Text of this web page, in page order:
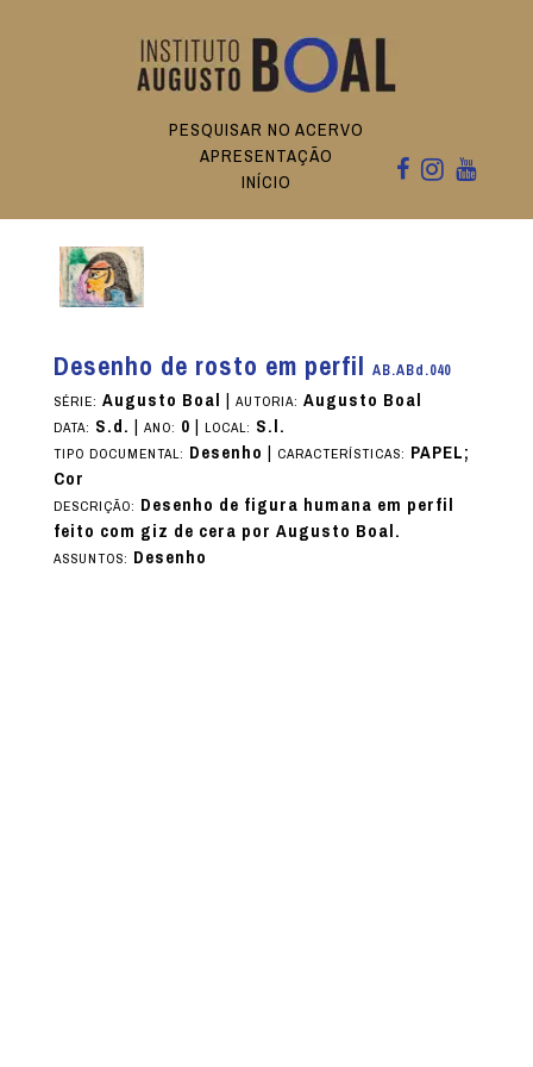
PESQUISAR NO ACERVO
APRESENTAÇÃO
INÍCIO
Desenho de rosto em perfil AB.ABd.040
SÉRIE: Augusto Boal | AUTORIA: Augusto Boal
DATA: S.d. | ANO: 0| LOCAL: S.l.
TIPO DOCUMENTAL: Desenho | CARACTERÍSTICAS: PAPEL;
Cor
DESCRIÇÃO: Desenho de figura humana em perfil
feito com giz de cera por Augusto Boal.
ASSUNTOS: Desenho